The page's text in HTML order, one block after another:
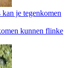
je tegenkomen
kunnen flinke